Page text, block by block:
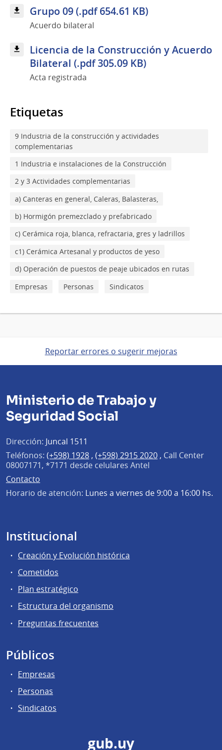
Grupo 09 (.pdf 654.61 KB)
Acuerdo bilateral
Licencia de la Construcción y Acuerdo
Bilateral (.pdf 305.09 KB)
Acta registrada
Etiquetas
9 Industria de la construcción y actividades
complementarias
1 Industria e instalaciones de la Construcción
2 y 3 Actividades complementarias
a) Canteras en general, Caleras, Balasteras,
b) Hormigón premezclado y prefabricado
c) Cerámica roja, blanca, refractaria, gres y ladrillos
c1) Cerámica Artesanal y productos de yeso
d) Operación de puestos de peaje ubicados en rutas
Empresas
Personas Sindicatos
Reportar errores o sugerir mejoras
Ministerio de Trabajo y
Seguridad Social
Dirección: Juncal 1511
Teléfonos: (+598) 1928 , (+598) 2915 2020 , Call Center
08007171, *7171 desde celulares Antel
Contacto
Horario de atención: Lunes a viernes de 9:00 a 16:00 hs.
Institucional
Creación y Evolución histórica
Cometidos
Plan estratégico
Estructura del organismo
Preguntas frecuentes
Públicos
Empresas
Personas
Sindicatos
gub.uy